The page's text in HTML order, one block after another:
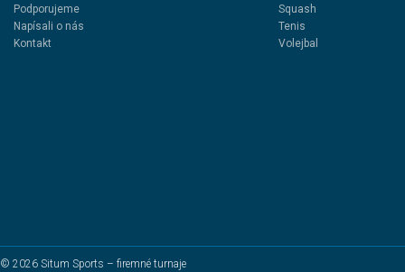
Podporujeme
Napísali o nás
Kontakt
Squash
Tenis
Volejbal
© 2026 Situm Sports – firemné turnaje